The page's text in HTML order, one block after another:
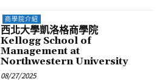
商學院介紹
西北大學凱洛格商學院
Kellogg School of
Management at
Northwestern University
08/27/2025